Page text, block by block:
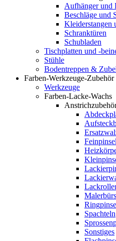
Aufhänger und
Beschläge und
Kleiderstangen
Schranktüren
Schubladen
Tischplatten und -
Stühle
Bodentreppen &
Farben-Werkzeuge-Zubehör
Werkzeuge
Farben-Lacke-Wachs
Feinpinsel
Spachteln
Sonstiges